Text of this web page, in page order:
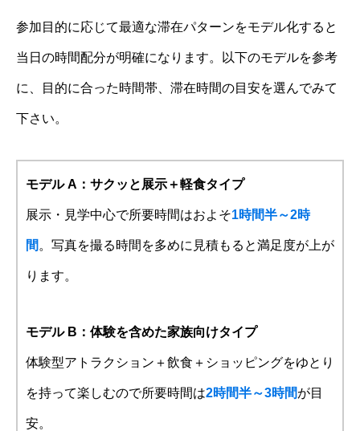
参加目的に応じて最適な滞在パターンをモデル化すると
当日の時間配分が明確になります。以下のモデルを参考
に、目的に合った時間帯、滞在時間の目安を選んでみて
下さい。
モデル A：サクッと展示＋軽食タイプ
展示・見学中心で所要時間はおよそ1時間半～2時
間 。写真を撮る時間を多めに見積もると満足度が上が
ります。
モデル B：体験を含めた家族向けタイプ
体験型アトラクション＋飲食＋ショッピングをゆとり
を持って楽しむので所要時間は2時間半～3時間が目
安。